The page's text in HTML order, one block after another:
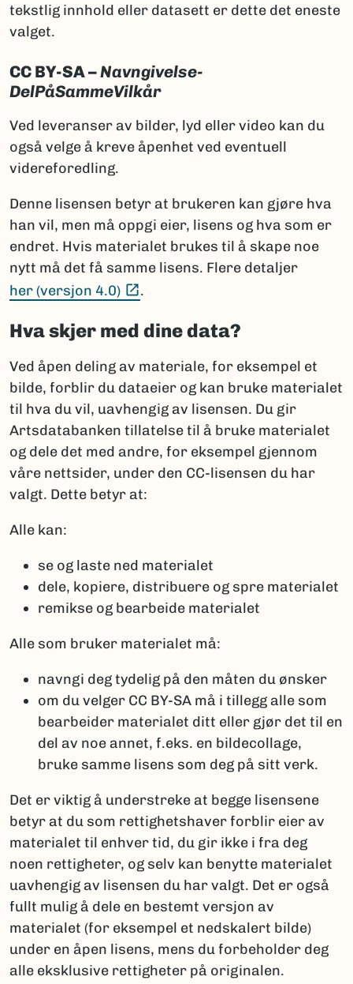
tekstlig innhold eller datasett er dette det eneste
valget.
CC BY-SA –Navngivelse-
DelPåSammeVilkår
Ved leveranser av bilder, lyd eller video kan du
også velge å kreve åpenhet ved eventuell
videreforedling.
Denne lisensen betyr at brukeren kan gjøre hva
han vil, men må oppgi eier, lisens og hva som er
endret. Hvis materialet brukes til å skape noe
nytt må det få samme lisens. Flere detaljer
her (versjon 4.0)
.
Hva skjer med dine data?
Ved åpen deling av materiale, for eksempel et
bilde, forblir du dataeier og kan bruke materialet
til hva du vil, uavhengig av lisensen. Du gir
Artsdatabanken tillatelse til å bruke materialet
og dele det med andre, for eksempel gjennom
våre nettsider, under den CC-lisensen du har
valgt. Dette betyr at:
Alle kan:
se og laste ned materialet
dele, kopiere, distribuere og spre materialet
remikse og bearbeide materialet
Alle som bruker materialet må:
navngi deg tydelig på den måten du ønsker
om du velger CC BY-SA må i tillegg alle som
bearbeider materialet ditt eller gjør det til en
del av noe annet, f.eks. en bildecollage,
bruke samme lisens som deg på sitt verk.
Det er viktig å understreke at begge lisensene
betyr at du som rettighetshaver forblir eier av
materialet til enhver tid, du gir ikke i fra deg
noen rettigheter, og selv kan benytte materialet
uavhengig av lisensen du har valgt. Det er også
fullt mulig å dele en bestemt versjon av
materialet (for eksempel et nedskalert bilde)
under en åpen lisens, mens du forbeholder deg
alle eksklusive rettigheter på originalen.